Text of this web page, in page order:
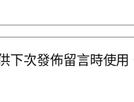
下次發佈留言時使用